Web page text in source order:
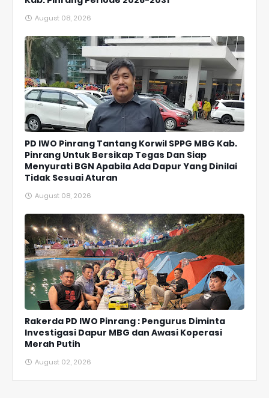
August 08, 2026
PD IWO Pinrang Tantang Korwil SPPG MBG Kab.
Pinrang Untuk Bersikap Tegas Dan Siap
Menyurati BGN Apabila Ada Dapur Yang Dinilai
Tidak Sesuai Aturan
August 08, 2026
Rakerda PD IWO Pinrang : Pengurus Diminta
Investigasi Dapur MBG dan Awasi Koperasi
Merah Putih
August 02, 2026